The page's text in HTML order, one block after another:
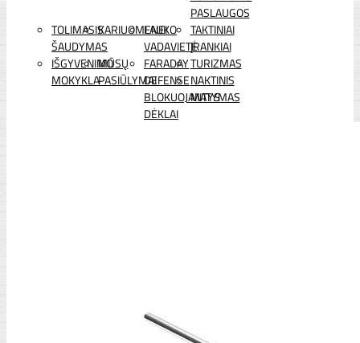
PASLAUGOS
TOLIMASIS
ŠAUDYMAS
KARIUOMENEI
LAUKO
VADAVIETĖ
TAKTINIAI
ĮRANKIAI
IŠGYVENIMO
MOKYKLA
MŪSŲ
PASIŪLYMAI
FARADAY
DEFENSE
BLOKUOJANTYS
DĖKLAI
TURIZMAS
NAKTINIS
MATYMAS